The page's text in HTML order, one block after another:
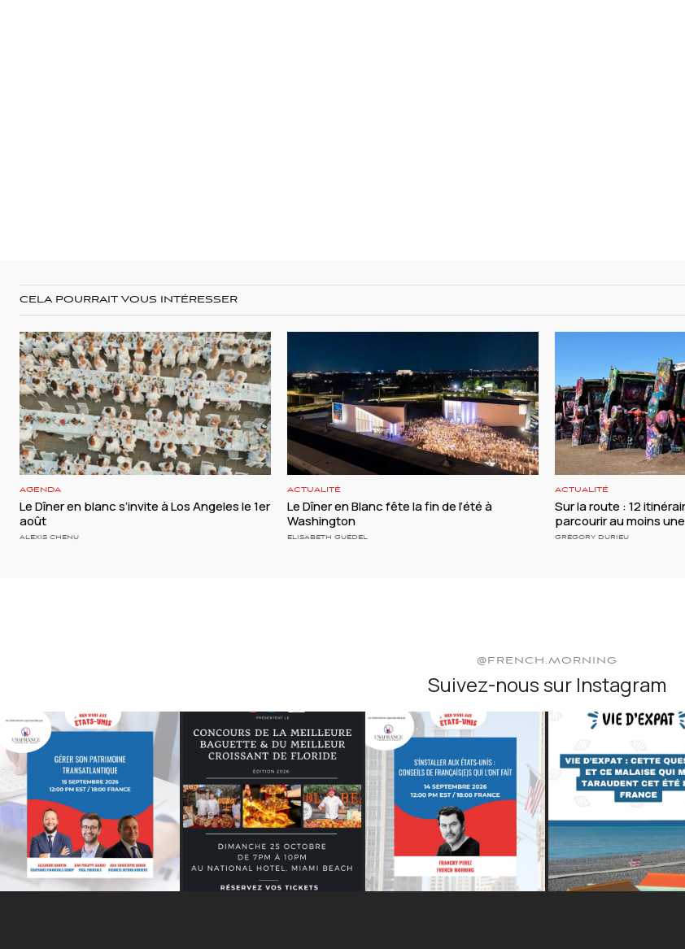
CELA POURRAIT VOUS INTÉRESSER
AGENDA
Le Dîner en blanc s’invite à Los Angeles le 1er
août
ALEXIS CHENU
ACTUALITÉ
Le Dîner en Blanc fête la fin de l’été à
Washington
ELISABETH GUÉDEL
ACTUALITÉ
Sur la route : 12
parcourir au moins
GRÉGORY DURIEU
@FRENCH.MORNING
Suivez-nous sur Instagram